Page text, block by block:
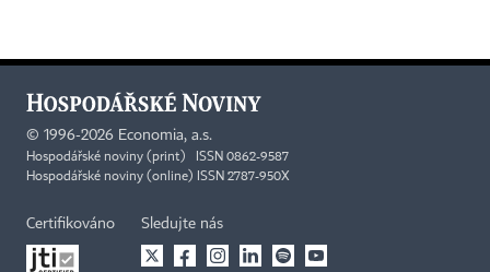
© 1996-2026 Economia, a.s.
Hospodářské noviny (print) ISSN 0862-9587
Hospodářské noviny (online) ISSN 2787-950X
Certifikováno Sledujte nás